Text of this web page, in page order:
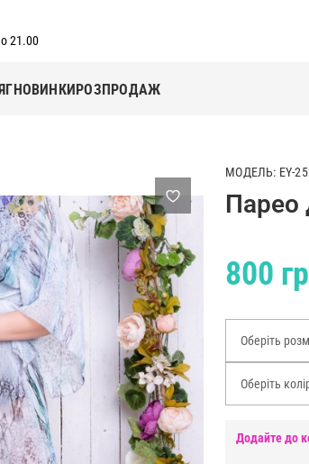
21.00
НОВИНКИРОЗПРОДАЖ
МОДЕЛЬ: EY-
Парео
800
Оберіть
Оберіть
Додайте до